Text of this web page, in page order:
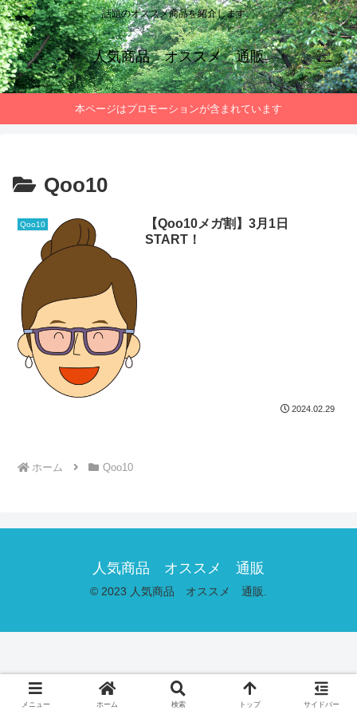
話題のオススメ商品を紹介します。
人気商品 オススメ 通販
本ページはプロモーションが含まれています
Qoo10
Qoo10
【Qoo10メガ割】3月1日
START！
2024.02.29
ホーム Qoo10
人気商品 オススメ 通販
© 2023 人気商品 オススメ 通販.
メニュー ホーム 検索 トップ サイドバー